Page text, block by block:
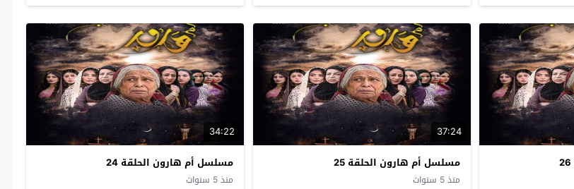
37:24
مسلسل أم هارون الحلقة 25
منذ 5 سنوات
34:22
مسلسل أم هارون الحلقة 24
منذ 5 سنوات